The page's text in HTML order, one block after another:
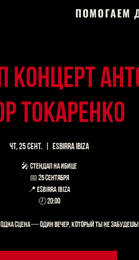
ПОМОГАЕМ
концерт
Токаренко
чт, 25 сент.
  |
Esbirra IBIZA
🎤 СТЕНДАП на ИБИЦЕ
📅 25 сентября
📍 Esbirra IBIZA
🕗 20:00